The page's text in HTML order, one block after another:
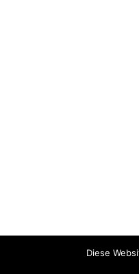
Diese